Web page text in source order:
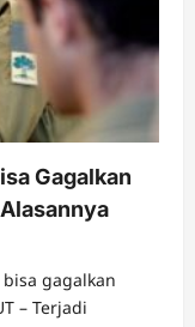
Gagalkan
gagalkan
– Terjadi